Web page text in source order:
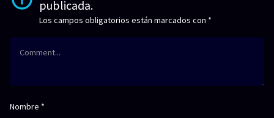
publicada.
Los campos obligatorios están marcados con *
Nombre *